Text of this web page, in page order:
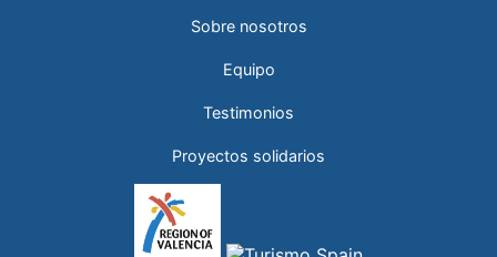
Sobre nosotros
Equipo
Testimonios
Proyectos solidarios